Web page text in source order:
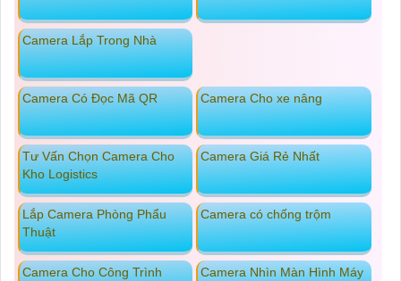
Camera Lắp Trong Nhà
Camera Có Đọc Mã QR Camera Cho xe nâng
Tư Vấn Chọn Camera Cho
Kho Logistics
Camera Giá Rẻ Nhất
Lắp Camera Phòng Phẩu
Thuật
Camera có chống trộm
Camera Cho Công Trình
Camera Nhìn Màn Hình Máy